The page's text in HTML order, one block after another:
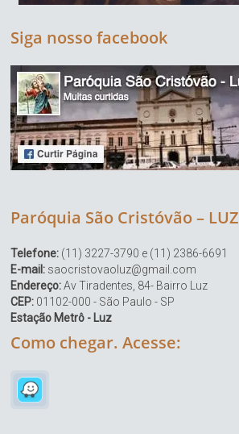
Siga nosso facebook
Paróquia São Cristóvão – LUZ
Telefone: (11) 3227-3790 e (11) 2386-6691
E-mail: saocristovaoluz@gmail.com
Endereço:Av Tiradentes, 84- Bairro Luz
CEP: 01102-000 - São Paulo - SP
Estação Metrô - Luz
Como chegar. Acesse: